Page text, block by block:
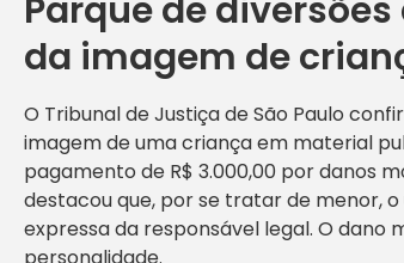
Parque de
da imagem de
O Tribunal de Justiça de São Paulo
imagem de uma criança em material
pagamento de R$ 3.000,00 por danos
destacou que, por se tratar de menor,
expressa da responsável legal. O dano